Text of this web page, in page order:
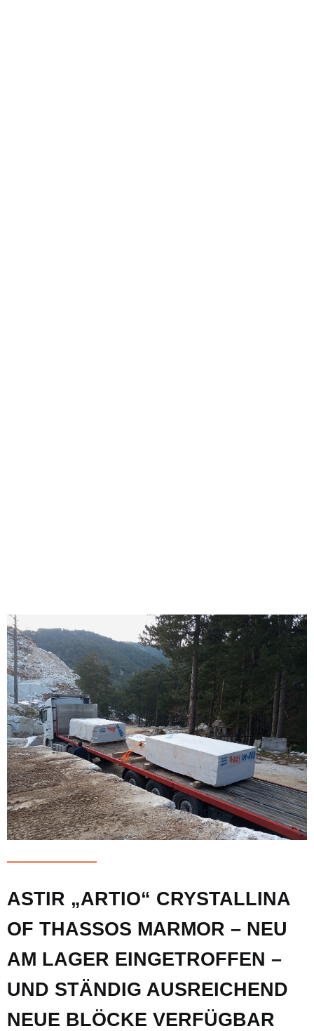
ASTIR „ARTIO“ CRYSTALLINA
OF THASSOS MARMOR – NEU
AM LAGER EINGETROFFEN –
UND STÄNDIG AUSREICHEND
NEUE BLÖCKE VERFÜGBAR